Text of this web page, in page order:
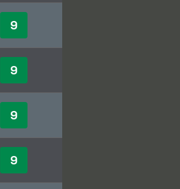
9
9
9
9